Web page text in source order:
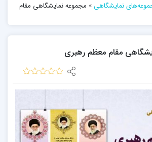
نمایشگاهی » مجموعه نمایشگاهی مقام
مقام معظم رهبری